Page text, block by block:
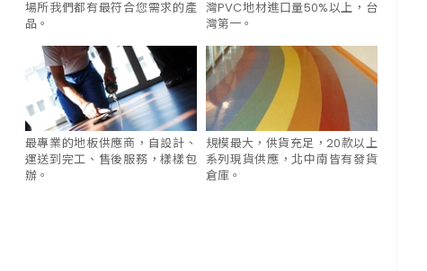
場所我們都有最符合您需求的產
品。
灣PVC地材進口量50%以上，台
灣第一。
最專業的地板供應商，自設計、
運送到完工、售後服務，樣樣包
辦。
規模最大，供貨充足，20款以上
系列現貨供應，北中南皆有發貨
倉庫。